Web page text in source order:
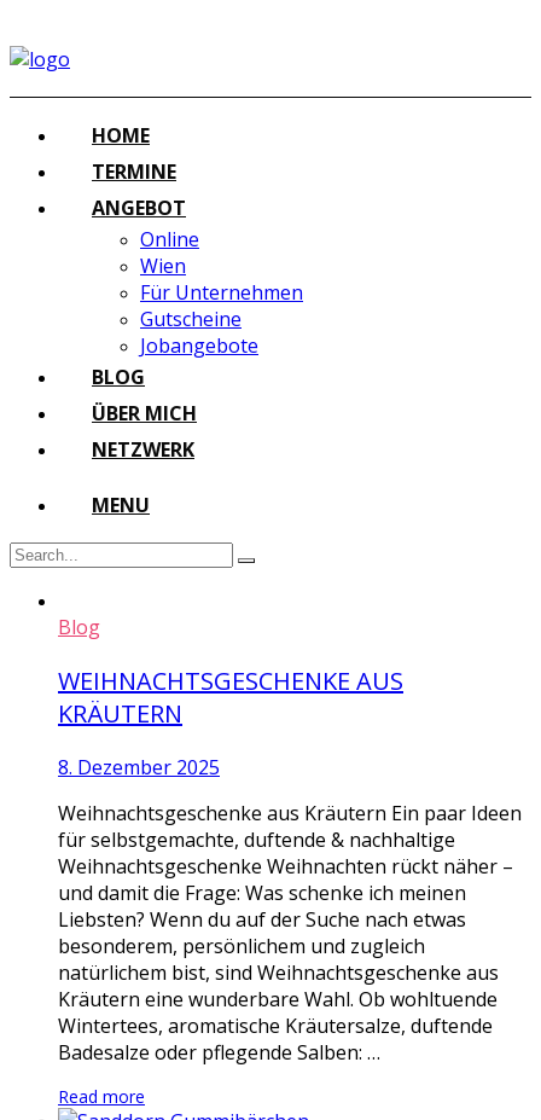
HOME
TERMINE
ANGEBOT
Online
Wien
Für Unternehmen
Gutscheine
Jobangebote
BLOG
ÜBER MICH
NETZWERK
MENU
Blog
WEIHNACHTSGESCHENKE AUS
KRÄUTERN
8. Dezember 2025
Weihnachtsgeschenke aus Kräutern Ein paar Ideen
für selbstgemachte, duftende & nachhaltige
Weihnachtsgeschenke Weihnachten rückt näher –
und damit die Frage: Was schenke ich meinen
Liebsten? Wenn du auf der Suche nach etwas
besonderem, persönlichem und zugleich
natürlichem bist, sind Weihnachtsgeschenke aus
Kräutern eine wunderbare Wahl. Ob wohltuende
Wintertees, aromatische Kräutersalze, duftende
Badesalze oder pflegende Salben: …
Read more